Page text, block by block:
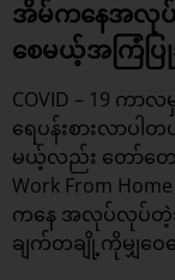
အိမ်ကနေအလု
စေမယ့်အကြံပြု
COVID – 19
ရေပန်းစားလာပ
မယ့်လည်း တော်တေ
Work From
ကနေ အလုပ်လုပ်တဲ့
ချက်တချို့ကိုမျှဝ